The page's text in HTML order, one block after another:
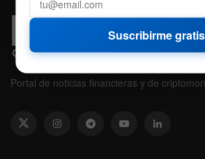
Portal de noticias financieras y de
Suscribirme gratis